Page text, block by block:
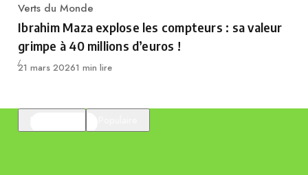
Category
Verts du Monde
Ibrahim Maza explose les compteurs : sa valeur
grimpe à 40 millions d’euros !
Publié
21 mars 20261 min lire